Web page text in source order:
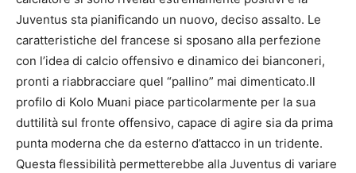
Juventus sta pianificando un nuovo, deciso assalto. Le
caratteristiche del francese si sposano alla perfezione
con l’idea di calcio offensivo e dinamico dei bianconeri,
pronti a riabbracciare quel “pallino” mai dimenticato.Il
profilo di Kolo Muani piace particolarmente per la sua
duttilità sul fronte offensivo, capace di agire sia da prima
punta moderna che da esterno d’attacco in un tridente.
Questa flessibilità permetterebbe alla Juventus di variare